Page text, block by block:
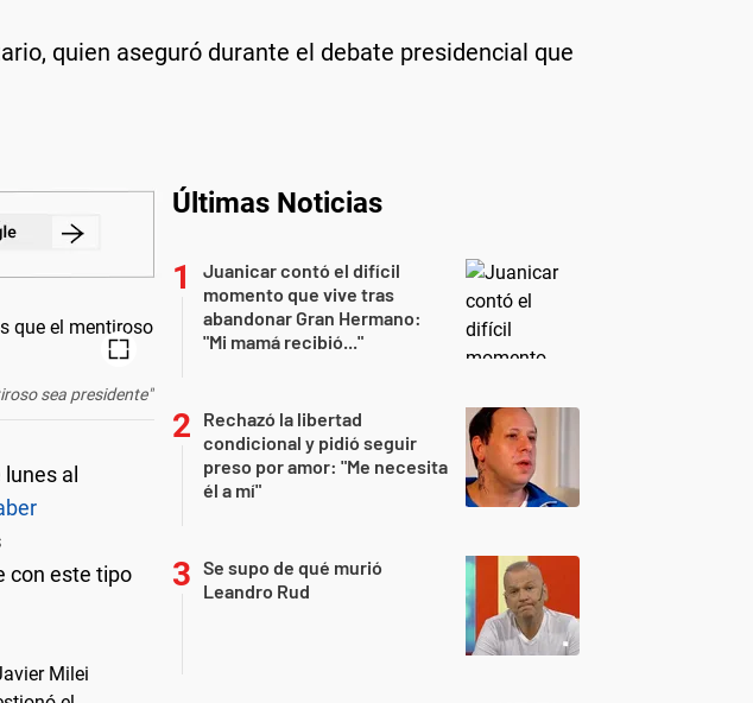
quien aseguró durante el debate presidencial que
sea presidente"
al
con este tipo
Últimas Noticias
Juanicar contó el difícil
momento que vive tras
abandonar Gran Hermano:
"Mi mamá recibió..."
Rechazó la libertad
condicional y pidió seguir
preso por amor: "Me necesita
él a mí"
Se supo de qué murió
Leandro Rud